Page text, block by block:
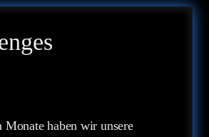
Monate haben wir unsere